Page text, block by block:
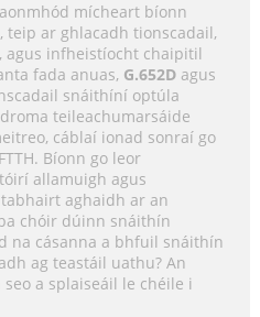
mícheart bíonn
teip ar ghlacadh tionscadail,
agus infheistíocht chaipitil
fada anuas, G.652Dagus
snáithíní optúla
teileachumarsáide
cáblaí ionad sonraí go
Bíonn go leor
allamuigh agus
aghaidh ar an
chóir dúinn snáithín
na cásanna a bhfuil snáithín
ag teastáil uathu? An
a splaiseáil le chéile i